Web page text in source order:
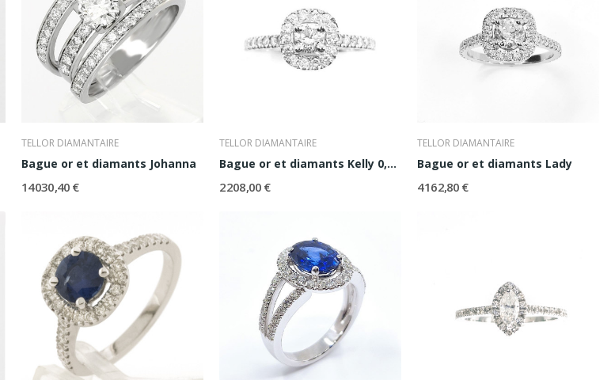
TELLOR DIAMANTAIRE
Bague or et diamants Johanna
14 030,40 €
TELLOR DIAMANTAIRE
Bague or et diamants Kelly 0,30 ct
2 208,00 €
TELLOR DIAMANTAIRE
Bague or et diamants Lady
4 162,80 €